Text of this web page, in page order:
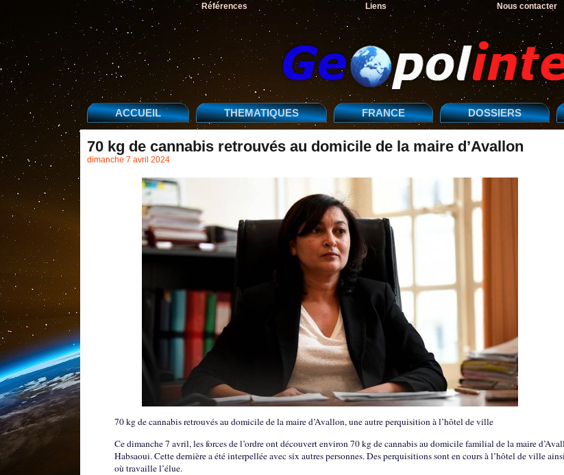
Références Liens Nous contacter
ACCUEIL THEMATIQUES FRANCE DOSSIERS
70 kg de cannabis retrouvés au domicile de la maire d’Avallon
dimanche 7 avril 2024
70 kg de cannabis retrouvés au domicile de la maire d’Avallon, une autre perquisition à l’hôtel de ville
Ce dimanche 7 avril, les forces de l’ordre ont découvert environ 70 kg de cannabis au domicile familial de la maire
Habsaoui. Cette dernière a été interpellée avec six autres personnes. Des perquisitions sont en cours à l’hôtel de ville
où travaille l’élue.